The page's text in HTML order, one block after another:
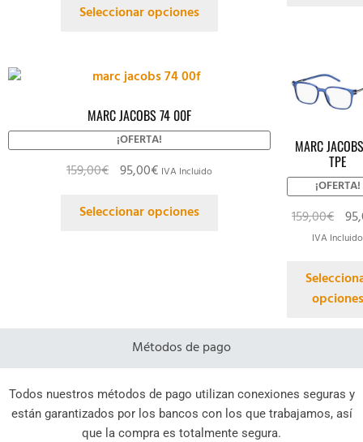
Seleccionar opciones
MARC JACOBS 74 00F
¡OFERTA!
159,00€ 95,00€ IVA Incluido
Seleccionar opciones
MARC
TPE
¡OFERTA!
159,00€
IVA Incluido
opciones
Métodos de pago
Todos nuestros métodos de pago utilizan conexiones seguras y
están garantizados por los bancos con los que trabajamos, así
que la compra es totalmente segura.